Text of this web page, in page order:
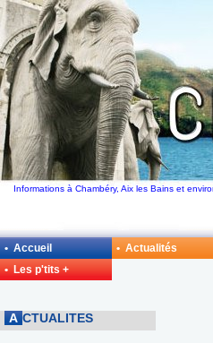
Informations à Chambéry, Aix les Bains et
A CTUALITES
• Accueil • Actualités
• Les p'tits +